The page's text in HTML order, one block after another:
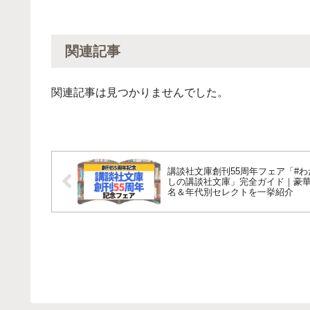
関連記事
関連記事は見つかりませんでした。
講談社文庫創刊55周年フェア「#わ
しの講談社文庫」完全ガイド｜豪
名＆年代別セレクトを一挙紹介